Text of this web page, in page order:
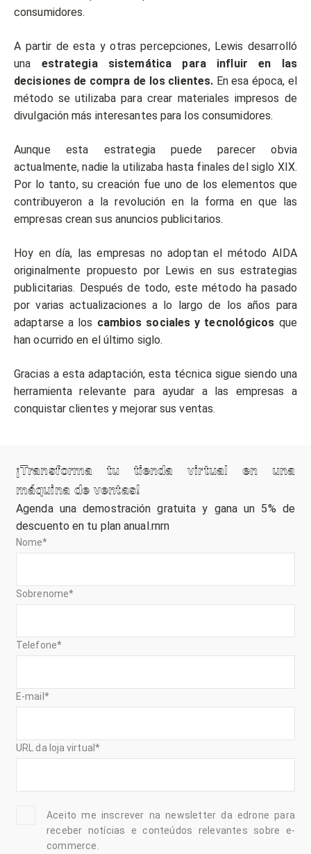
consumidores.
A partir de esta y otras percepciones, Lewis desarrolló
una estrategia sistemática para influir en las
decisiones de compra de los clientes. En esa época, el
método se utilizaba para crear materiales impresos de
divulgación más interesantes para los consumidores.
Aunque esta estrategia puede parecer obvia
actualmente, nadie la utilizaba hasta finales del siglo XIX.
Por lo tanto, su creación fue uno de los elementos que
contribuyeron a la revolución en la forma en que las
empresas crean sus anuncios publicitarios.
Hoy en día, las empresas no adoptan el método AIDA
originalmente propuesto por Lewis en sus estrategias
publicitarias. Después de todo, este método ha pasado
por varias actualizaciones a lo largo de los años para
adaptarse a los cambios sociales y tecnológicos que
han ocurrido en el último siglo.
Gracias a esta adaptación, esta técnica sigue siendo una
herramienta relevante para ayudar a las empresas a
conquistar clientes y mejorar sus ventas.
¡Transforma tu tienda virtual en una
máquina de ventas!
Agenda una demostración gratuita y gana un 5% de
descuento en tu plan anual.rnrn
Nome*
Sobrenome*
Telefone*
E-mail *
URL da loja virtual *
Aceito me inscrever na newsletter da edrone para
receber notícias e conteúdos relevantes sobre e-
commerce.